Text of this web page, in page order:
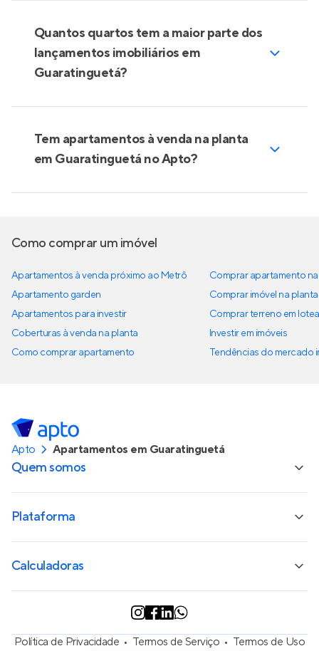
Quantos quartos tem a maior parte dos
lançamentos imobiliários em
Guaratinguetá?
Tem apartamentos à venda na planta
em Guaratinguetá no Apto?
Como comprar um imóvel
Apartamentos à venda próximo ao Metrô
Apartamento garden
Apartamentos para investir
Coberturas à venda na planta
Como comprar apartamento
Comprar apartamento
Comprar imóvel na planta
Comprar terreno em
Investir em imóveis
Tendências do mercado
Apto Apartamentos em Guaratinguetá
Quem somos
Plataforma
Calculadoras
Política de Privacidade Termos de Serviço
Termos de Uso